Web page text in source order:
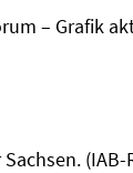
– Grafik